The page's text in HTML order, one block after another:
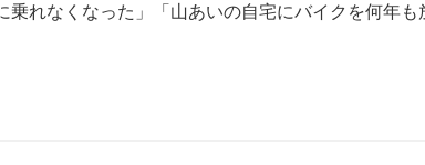
れなくなった」「山あいの自宅にバイクを何年